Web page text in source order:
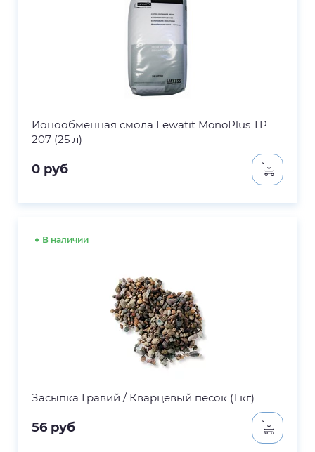
Ионообменная смола Lewatit MonoPlus TP
207 (25 л)
0 руб
В наличии
Засыпка Гравий / Кварцевый песок (1 кг)
56 руб